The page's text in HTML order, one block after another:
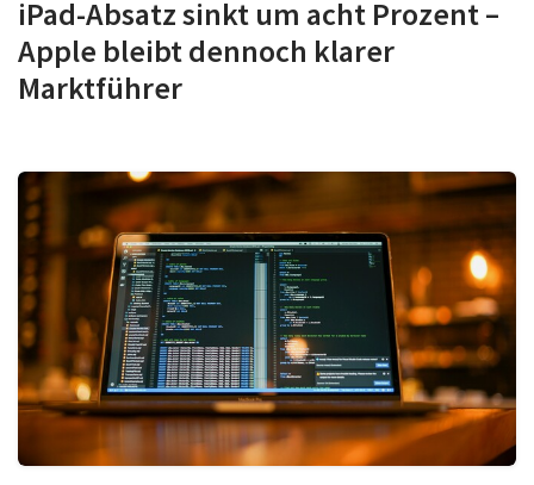
iPad-Absatz sinkt um acht Prozent –
Apple bleibt dennoch klarer
Marktführer